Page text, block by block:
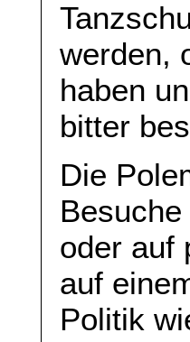
werden,
haben
bitter
Die
oder auf
auf
Politik